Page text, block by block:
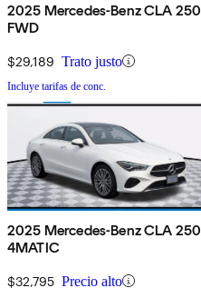
2025 Mercedes-Benz CLA 250
FWD
$29,189 Trato justo
Incluye tarifas de conc.
2025 Mercedes-Benz CLA 250
4MATIC
$32,795 Precio alto